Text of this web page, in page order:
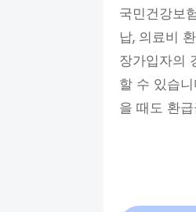
국민건강보
납, 의료비
장가입자의
할 수 있습
을 때도 환